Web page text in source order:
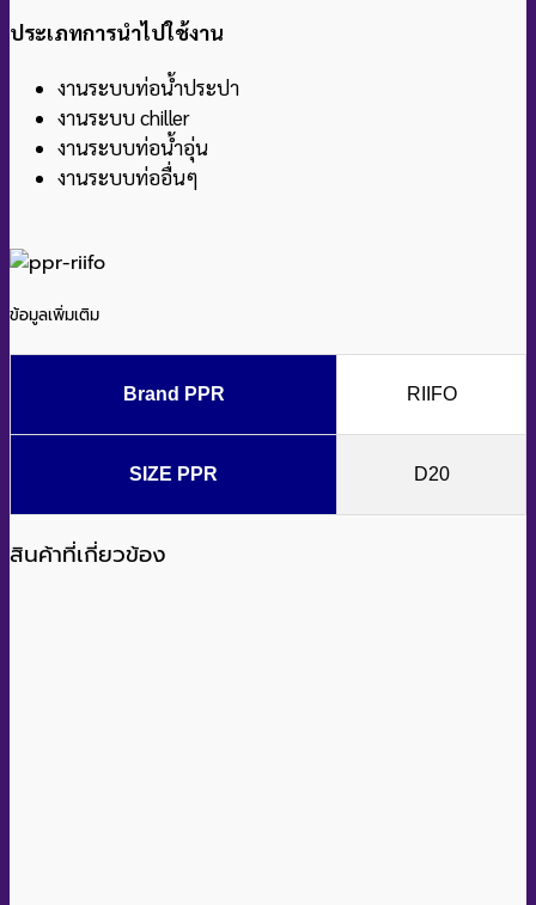
ประเภทการนำไปใช้งาน
งานระบบท่อน้ำประปา
งานระบบ chiller
งานระบบท่อน้ำอุ่น
งานระบบท่ออื่นๆ
ข้อมูลเพิ่มเติม
Brand PPR RIIFO
SIZE PPR D20
สินค้าที่เกี่ยวข้อง